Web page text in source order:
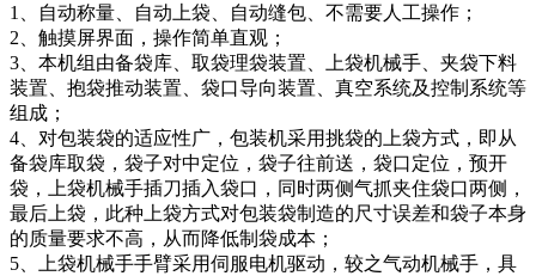
1、自动称量、自动上袋、自动缝包、不需要人工操作；
2、触摸屏界面，操作简单直观；
3、本机组由备袋库、取袋理袋装置、上袋机械手、夹袋下料
装置、抱袋推动装置、袋口导向装置、真空系统及控制系统等
组成；
4、对包装袋的适应性广，包装机采用挑袋的上袋方式，即从
备袋库取袋，袋子对中定位，袋子往前送，袋口定位，预开
袋，上袋机械手插刀插入袋口，同时两侧气抓夹住袋口两侧，
最后上袋，此种上袋方式对包装袋制造的尺寸误差和袋子本身
的质量要求不高，从而降低制袋成本；
5、上袋机械手手臂采用伺服电机驱动，较之气动机械手，具